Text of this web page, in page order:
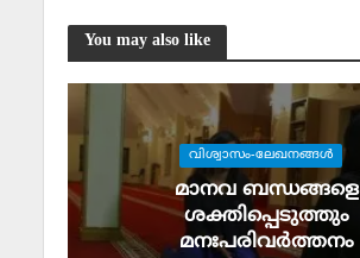
You may also like
വിശ്വാസം-ലേഖനങ്ങള്‍
മാനവ ബന്ധങ്ങളെ
ശക്തിപ്പെടുത്തും
മനഃപരിവര്‍ത്തനം